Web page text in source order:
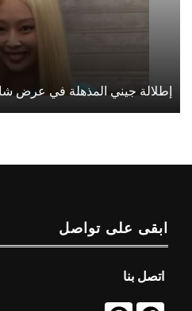
إطلالة جيني المذهلة في عرض
ابقى على تواصل
اتصل بنا